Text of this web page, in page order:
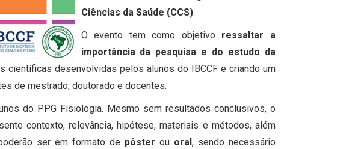
Ciências da Saúde (CCS).
O evento tem como objetivo ressaltar a
importância da pesquisa e do estudo da
científicas desenvolvidas pelos alunos do IBCCF e criando um
de mestrado, doutorado e docentes.
do PPG Fisiologia. Mesmo sem resultados conclusivos, o
contexto, relevância, hipótese, materiais e métodos, além
ser em formato de pôster ou oral , sendo necessário